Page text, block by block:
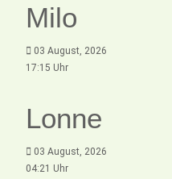
Milo
03 August, 2026
17:15 Uhr
Lonne
03 August, 2026
04:21 Uhr